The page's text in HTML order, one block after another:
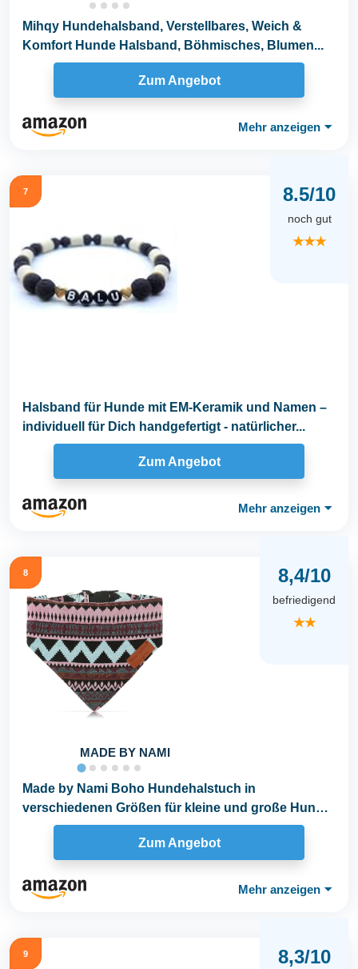
Mihqy Hundehalsband, Verstellbares, Weich &
Komfort Hunde Halsband, Böhmisches, Blumen...
Zum Angebot
Mehr anzeigen ⏷
7 8.5/10
noch gut
★★★
Halsband für Hunde mit EM-Keramik und Namen –
individuell für Dich handgefertigt - natürlicher...
Zum Angebot
Mehr anzeigen ⏷
8
MADE BY NAMI
8,4/10
befriedigend
★★
Made by Nami Boho Hundehalstuch in
verschiedenen Größen für kleine und große Hunde
(Lila, L)
Zum Angebot
Mehr anzeigen ⏷
9 8,3/10